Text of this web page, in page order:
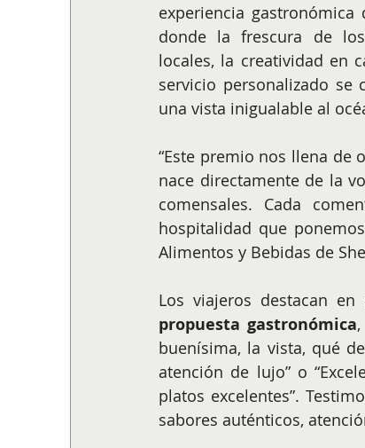
experiencia gastronómica
donde la frescura de
locales, la creatividad en
servicio personalizado se
una vista inigualable al
“Este premio nos llena de
nace directamente de la
comensales. Cada
hospitalidad que
Alimentos y Bebidas de
Los viajeros destacan en
propuesta gastronómica
buenísima, la vista, qué
atención de lujo” o
platos excelentes”.
sabores auténticos,